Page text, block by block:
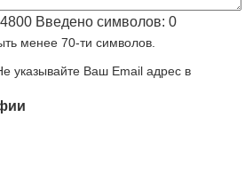
4800 Введено символов: 0
менее 70-ти символов.
указывайте Ваш Email адрес в